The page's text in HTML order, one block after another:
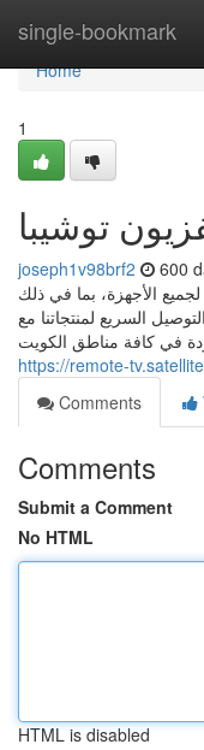
single-bookmark
Home
Home
1
توشيبا
joseph1v98brf2 600
لجميع الأجهزة، بما في ذلك
السريع لمنتجاتنا مع
https://remote-
Comments
Comments
Submit a Comment
No HTML
HTML is disabled